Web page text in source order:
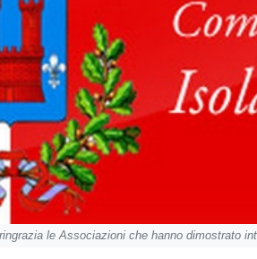
le Associazioni che hanno dimostrato